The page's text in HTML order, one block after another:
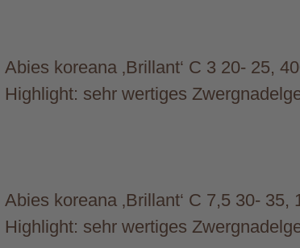
Abies koreana ‚Brillant‘ C 3 20- 25,
Highlight: sehr wertiges
Abies koreana ‚Brillant‘ C 7,5 30-
Highlight: sehr wertiges